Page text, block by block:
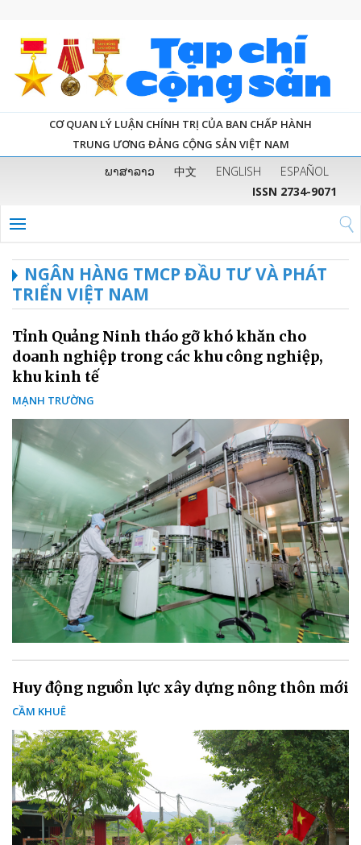
CƠ QUAN LÝ LUẬN CHÍNH TRỊ CỦA BAN CHẤP HÀNH
TRUNG ƯƠNG ĐẢNG CỘNG SẢN VIỆT NAM
ພາສາລາວ 中文 ENGLISH
ESPAÑOL
ISSN 2734-9071
NGÂN HÀNG TMCP ĐẦU TƯ VÀ PHÁT
TRIỂN VIỆT NAM
Tỉnh Quảng Ninh tháo gỡ khó khăn cho
doanh nghiệp trong các khu công nghiệp,
khu kinh tế
MẠNH TRƯỜNG
Huy động nguồn lực xây dựng nông thôn mới
CẦM KHUÊ